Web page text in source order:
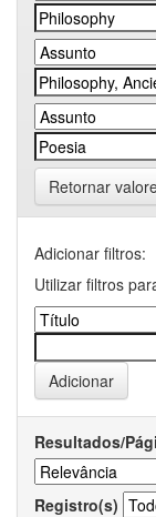
Retornar
Adicionar filtros:
Utilizar filtros
Resultados/
Registro(s)